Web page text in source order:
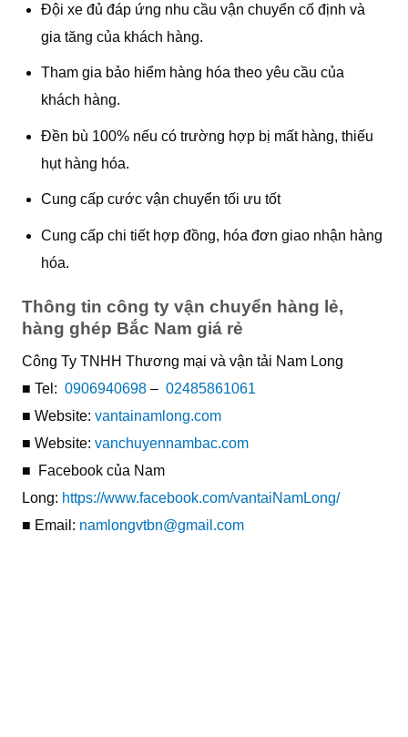
Đội xe đủ đáp ứng nhu cầu vận chuyển cố định và
gia tăng của khách hàng.
Tham gia bảo hiểm hàng hóa theo yêu cầu của
khách hàng.
Đền bù 100% nếu có trường hợp bị mất hàng, thiếu
hụt hàng hóa.
Cung cấp cước vận chuyển tối ưu tốt
Cung cấp chi tiết hợp đồng, hóa đơn giao nhận hàng
hóa.
Thông tin công ty vận chuyển hàng lẻ,
hàng ghép Bắc Nam giá rẻ
Công Ty TNHH Thương mại và vận tải Nam Long
■ Tel: 0906940698 – 02485861061
■ Website: vantainamlong.com
■ Website: vanchuyennambac.com
■ Facebook của Nam
Long: https://www.facebook.com/vantaiNamLong/
■ Email: namlongvtbn@gmail.com